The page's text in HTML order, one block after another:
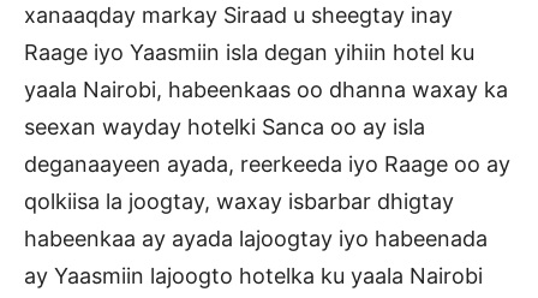
xanaaqday markay Siraad u sheegtay inay
Raage iyo Yaasmiin isla degan yihiin hotel ku
yaala Nairobi, habeenkaas oo dhanna waxay ka
seexan wayday hotelki Sanca oo ay isla
deganaayeen ayada, reerkeeda iyo Raage oo ay
qolkiisa la joogtay, waxay isbarbar dhigtay
habeenkaa ay ayada lajoogtay iyo habeenada
ay Yaasmiin lajoogto hotelka ku yaala Nairobi